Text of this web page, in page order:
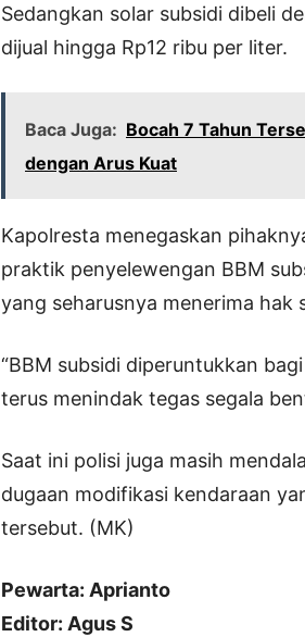
Sedangkan solar subsidi dibeli
dijual hingga Rp12 ribu per liter.
Baca Juga: Bocah 7 Tahun
dengan Arus Kuat
Kapolresta menegaskan
praktik penyelewengan BBM
yang seharusnya menerima hak
“BBM subsidi diperuntukkan
terus menindak tegas segala
Saat ini polisi juga masih
dugaan modifikasi kendaraan
tersebut. (MK)
Pewarta: Aprianto
Editor: Agus S